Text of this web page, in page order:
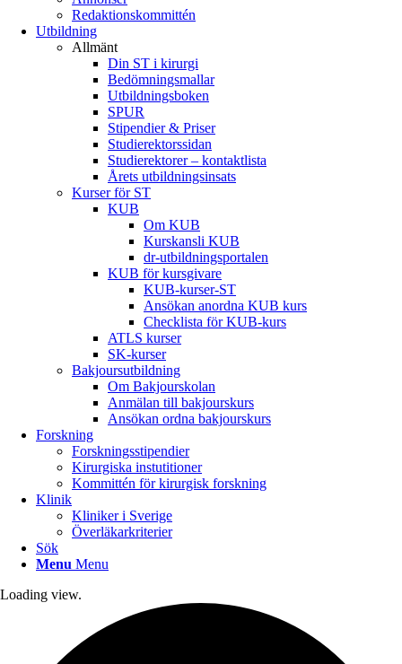
Redaktionskommittén
Utbildning
Allmänt
Din ST i kirurgi
Bedömningsmallar
Utbildningsboken
SPUR
Stipendier & Priser
Studierektorssidan
Studierektorer – kontaktlista
Årets utbildningsinsats
Kurser för ST
KUB
Om KUB
Kurskansli KUB
dr-utbildningsportalen
KUB för kursgivare
KUB-kurser-ST
Ansökan anordna KUB kurs
Checklista för KUB-kurs
ATLS kurser
SK-kurser
Bakjoursutbildning
Om Bakjourskolan
Anmälan till bakjourskurs
Ansökan ordna bakjourskurs
Forskning
Forskningsstipendier
Kirurgiska instutitioner
Kommittén för kirurgisk forskning
Klinik
Kliniker i Sverige
Överläkarkriterier
Sök
Menu Menu
Loading view.